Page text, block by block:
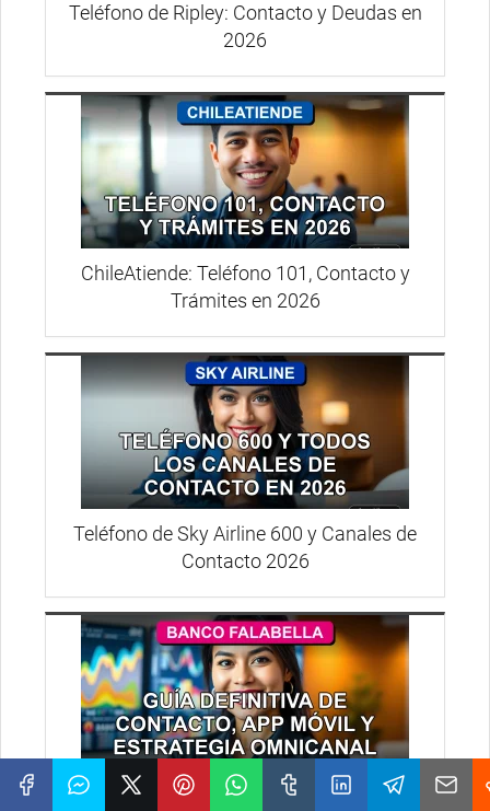
Teléfono de Ripley: Contacto y Deudas en
2026
ChileAtiende: Teléfono 101, Contacto y
Trámites en 2026
Teléfono de Sky Airline 600 y Canales de
Contacto 2026
Banco Falabella 2026: Guía Omnicanal, App